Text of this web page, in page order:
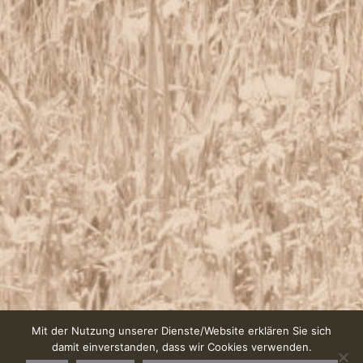
Mit der Nutzung unserer Dienste/Website erklären Sie sich
damit einverstanden, dass wir Cookies verwenden.